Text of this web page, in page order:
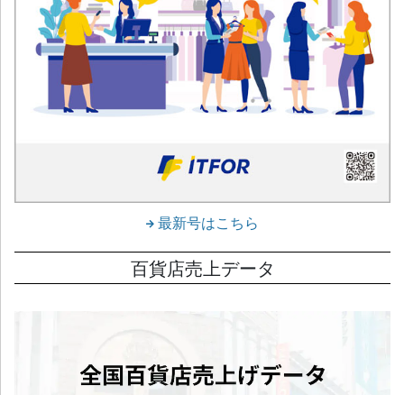
最新号はこちら
百貨店売上データ